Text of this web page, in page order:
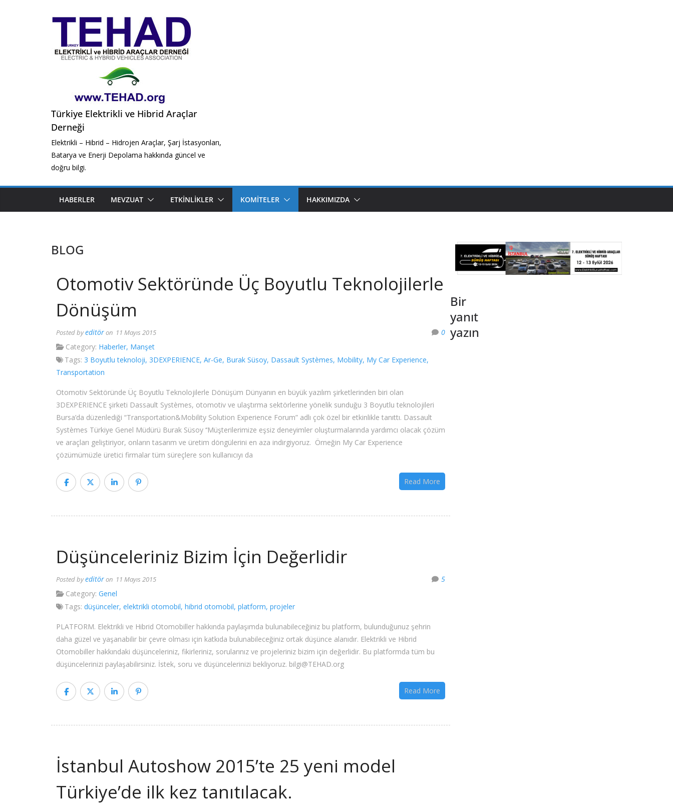
Türkiye Elektrikli ve Hibrid Araçlar
Derneği
Elektrikli – Hibrid – Hidrojen Araçlar, Şarj İstasyonları,
Batarya ve Enerji Depolama hakkında güncel ve
doğru bilgi.
HABERLER MEVZUAT ETKINLIKLER KOMITELER HAKKIMIZDA
BLOG
Otomotiv Sektöründe Üç Boyutlu Teknolojilerle
Dönüşüm
Posted byeditöron 11 Mayıs 2015
0
Category: Haberler, Manşet
Tags: 3 Boyutlu teknoloji, 3DEXPERIENCE, Ar-Ge, Burak Süsoy, Dassault Systèmes, Mobility, My Car Experience,
Transportation
Otomotiv Sektöründe Üç Boyutlu Teknolojilerle Dönüşüm Dünyanın en büyük yazılım şirketlerinden biri olan
3DEXPERIENCE şirketi Dassault Systèmes, otomotiv ve ulaştırma sektörlerine yönelik sunduğu 3 Boyutlu teknolojileri
Bursa’da düzenlediği “Transportation&Mobility Solution Experience Forum” adlı çok özel bir etkinlikle tanıttı. Dassault
Systèmes Türkiye Genel Müdürü Burak Süsoy ‘‘Müşterilerimize eşsiz deneyimler oluşturmalarında yardımcı olacak çözüm
ve araçları geliştiriyor, onların tasarım ve üretim döngülerini en aza indirgiyoruz. Örneğin My Car Experience
çözümümüzle üretici firmalar tüm süreçlere son kullanıcıyı da
Read More
Düşünceleriniz Bizim İçin Değerlidir
Posted byeditöron 11 Mayıs 2015
5
Category: Genel
Tags: düşünceler, elektrikli otomobil, hibrid otomobil, platform, projeler
PLATFORM. Elektrikli ve Hibrid Otomobiller hakkında paylaşımda bulunabileceğiniz bu platform, bulunduğunuz şehrin
daha güzel ve yaşanabilir bir çevre olması için katkıda bulunabileceğiniz ortak düşünce alanıdır. Elektrikli ve Hibrid
Otomobiller hakkındaki düşünceleriniz, fikirleriniz, sorularınız ve projeleriniz bizim için değerlidir. Bu platformda tüm bu
düşüncelerinizi paylaşabilirsiniz. İstek, soru ve düşüncelerinizi bekliyoruz. bilgi@TEHAD.org
Read More
İstanbul Autoshow 2015’te 25 yeni model
Türkiye’de ilk kez tanıtılacak.
Bir
yanıt
yazın